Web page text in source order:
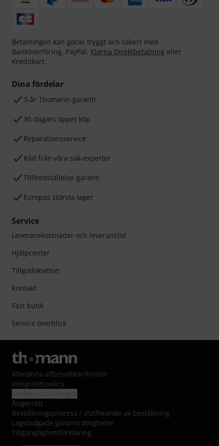
Betalningen kan göras tryggt och säkert med
Banköverföring, PayPal, Klarna Direktbetalning eller
Kreditkort.
Dina fördelar
3-år Thomann-garanti
30 dagars öppet köp
Reparationsservice
Råd från våra sak-experter
Tillfredställelse-garanti
Europas största lager
Service
Leveranskostnader och leveranstid
Hjälpcenter
Tillgodokvitton
Kontakt
Fast butik
Service överblick
Allmänna affärsvillkor/Finstilt
Integritetspolicy
Ångerrätt
Beställningsprocess / slutförande av beställning
Lagstadgade garantirättigheter
Tillgänglighetsförklaring